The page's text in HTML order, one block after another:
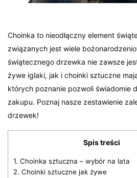
Choinka to nieodłączny element
związanych jest wiele
świątecznego drzewka nie zawsze
żywe iglaki, jak i choinki sztuczne
których poznanie pozwoli świadomie
zakupu. Poznaj nasze zestawienie
drzewek!
Spis treści
1. Choinka sztuczna – wybór na lata
2. Choinki sztuczne jak żywe